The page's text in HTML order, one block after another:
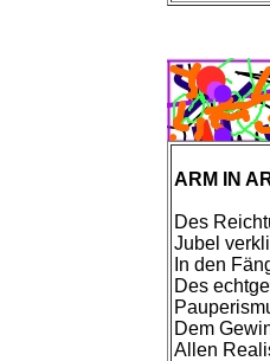
ARM IN
Des
Jubel
In den
Des
Dem
Allen